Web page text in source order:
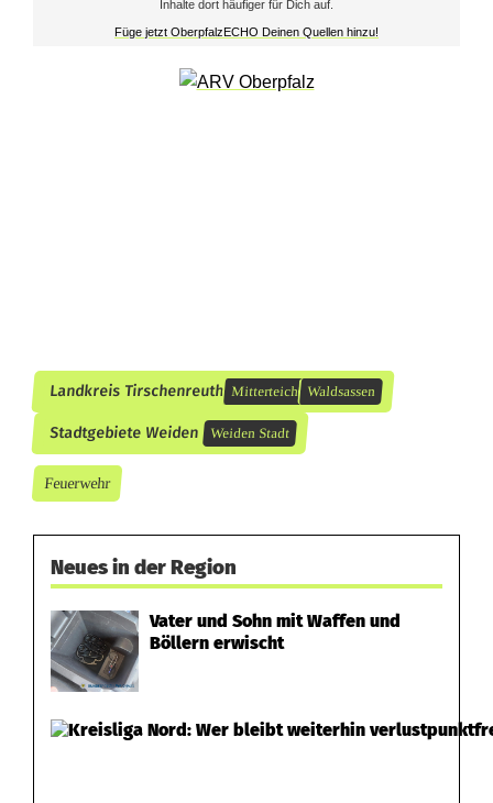
e
i
c
h
m
m
Inhalte dort häufiger für Dich auf.
Füge jetzt OberpfalzECHO Deinen Quellen hinzu!
Landkreis Tirschenreuth Mitterteich Waldsassen
Stadtgebiete Weiden Weiden Stadt
Feuerwehr
Neues in der Region
Vater und Sohn mit Waffen und
Böllern erwischt